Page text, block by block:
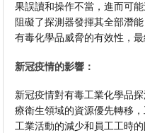
果誤讀和操作不當，進而可
阻礙了探測器發揮其全部潛
有毒化學品威脅的有效性，
新冠疫情的影響：
新冠疫情對有毒工業化學品
療衛生領域的資源優先轉移
工業活動的減少和員工工時